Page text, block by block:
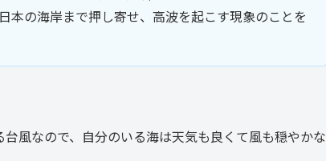
本の海岸まで押し寄せ、高波を起こす現象のことを
風なので、自分のいる海は天気も良くて風も穏やかな